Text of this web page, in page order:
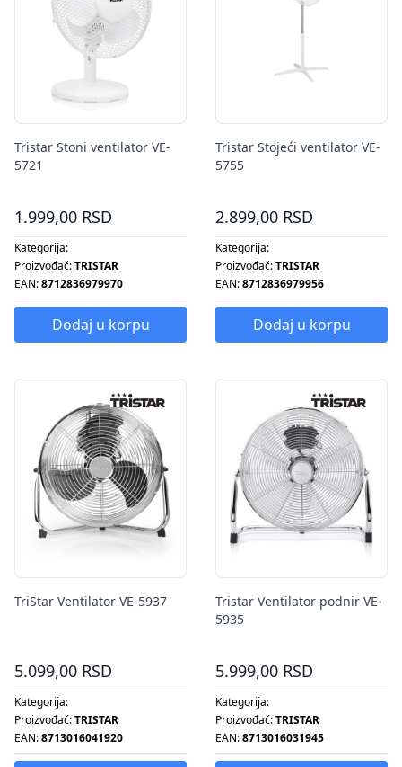
Tristar Stoni ventilator VE-
5721
1.999,00 RSD
Kategorija:
Proizvođač:TRISTAR
EAN:8712836979970
Dodaj u korpu
Tristar Stojeći ventilator VE-
5755
2.899,00 RSD
Kategorija:
Proizvođač:TRISTAR
EAN:8712836979956
Dodaj u korpu
TriStar Ventilator VE-5937
5.099,00 RSD
Kategorija:
Proizvođač:TRISTAR
EAN:8713016041920
Tristar Ventilator podnir VE-
5935
5.999,00 RSD
Kategorija:
Proizvođač:TRISTAR
EAN:8713016031945